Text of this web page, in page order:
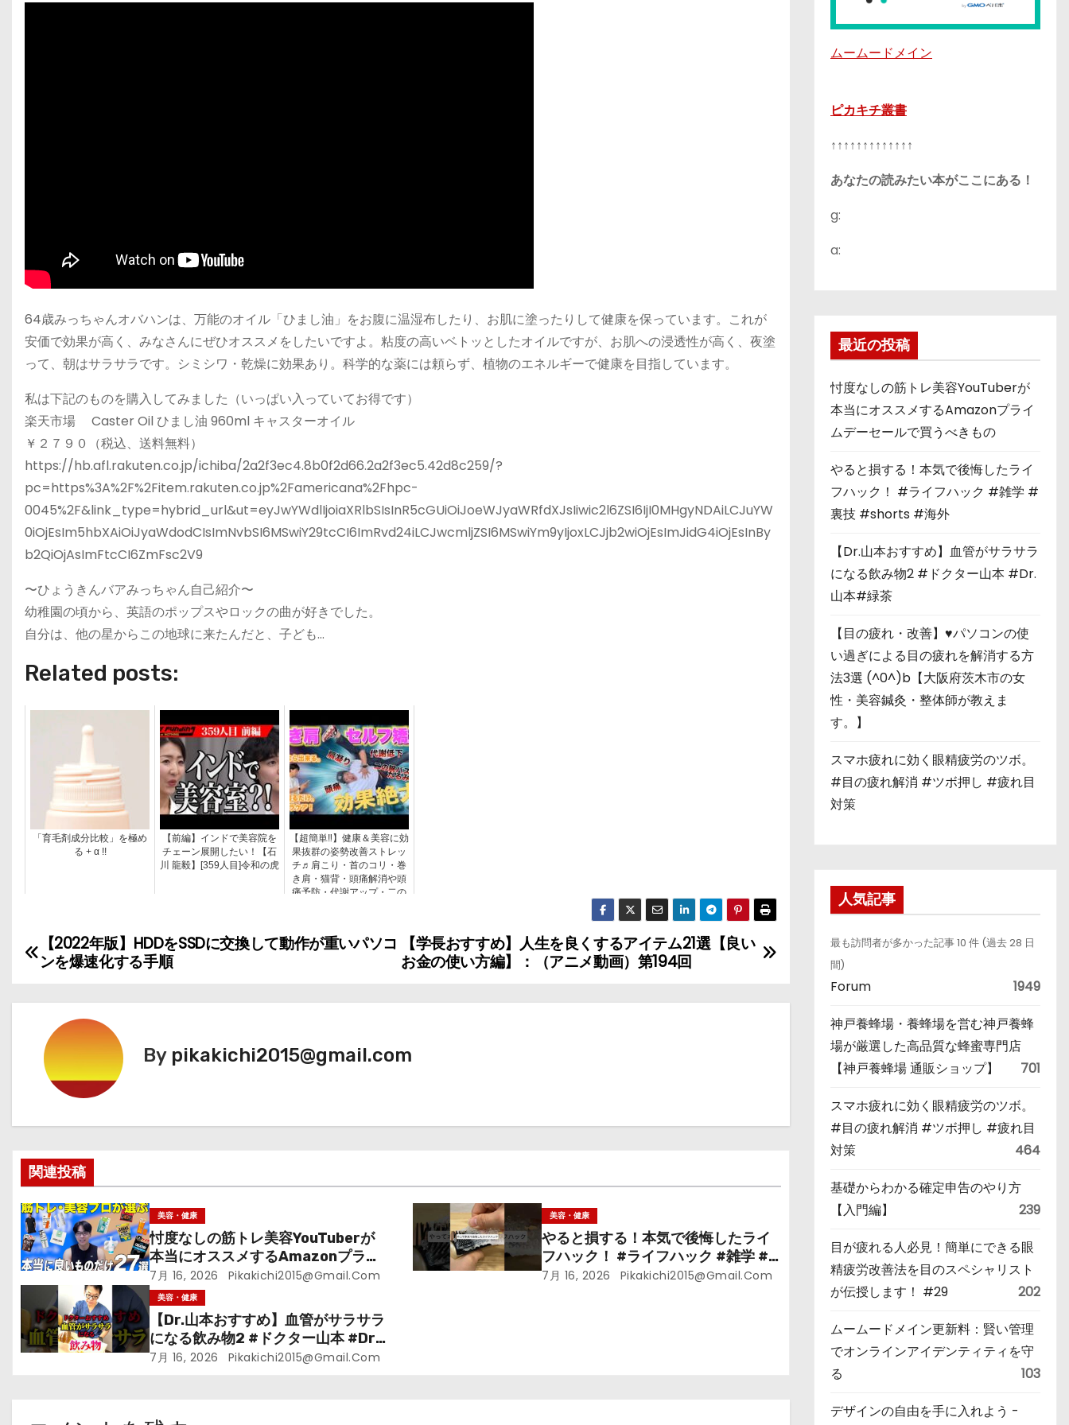
64歳みっちゃんオバハンは、万能のオイル「ひまし油」をお腹に温湿布したり、お肌に塗ったりして健康を保っています。これが
安価で効果が高く、みなさんにぜひオススメをしたいですよ。粘度の高いベトッとしたオイルですが、お肌への浸透性が高く、夜塗
って、朝はサラサラです。シミシワ・乾燥に効果あり。科学的な薬には頼らず、植物のエネルギーで健康を目指しています。
私は下記のものを購入してみました（いっぱい入っていてお得です）
楽天市場 Caster Oil ひまし油 960ml キャスターオイル
￥２７９０（税込、送料無料）
https://hb.afl.rakuten.co.jp/ichiba/2a2f3ec4.8b0f2d66.2a2f3ec5.42d8c259/?
pc=https%3A%2F%2Fitem.rakuten.co.jp%2Famericana%2Fhpc-
0045%2F&link_type=hybrid_url&ut=eyJwYWdlIjoiaXRlbSIsInR5cGUiOiJoeWJyaWRfdXJsIiwic2l6ZSI6IjI0MHgyNDAiLCJuYW
0iOjEsIm5hbXAiOiJyaWdodCIsImNvbSI6MSwiY29tcCI6ImRvd24iLCJwcmljZSI6MSwiYm9yIjoxLCJjb2wiOjEsImJidG4iOjEsInBy
b2QiOjAsImFtcCI6ZmFsc2V9
〜ひょうきんバアみっちゃん自己紹介〜
幼稚園の頃から、英語のポップスやロックの曲が好きでした。
自分は、他の星からこの地球に来たんだと、子ども…
Related posts:
「育毛剤成分比較」を極め
る + α !!
【前編】インドで美容院を
チェーン展開したい！【石
川 龍毅】[359人目]令和の虎
【超簡単‼】健康＆美容に効
果抜群の姿勢改善ストレッ
チ♬肩こり・首のコリ・巻
き肩・猫背・頭痛解消や頭
痛予防・代謝アップ・二の
投
ビ
ゲ
シ
ョ
ン
【学長おすすめ】人生を良くするアイテム21選【良い
お金の使い方編】：（アニメ動画）第194回
【2022年版】HDDをSSDに交換して動作が重いパソコ
ンを爆速化する手順
By pikakichi2015@gmail.com
関連投稿
美容・健康
忖度なしの筋トレ美容YouTuberが
本当にオススメするAmazonプライ
ムデーセールで買うべきもの
7月 16, 2026 Pikakichi2015@gmail.com
美容・健康
やると損する！本気で後悔したライ
フハック！ #ライフハック #雑学 #
裏技 #shorts #海外
7月 16, 2026 Pikakichi2015@gmail.com
美容・健康
【Dr.山本おすすめ】血管がサラサラ
になる飲み物2 #ドクター山本 #Dr.
山本#緑茶
7月 16, 2026 Pikakichi2015@gmail.com
ムームードメイン
ピカキチ叢書
↑↑↑↑↑↑↑↑↑↑↑↑↑
あなたの読みたい本がここにある！
g:
a:
最近の投稿
忖度なしの筋トレ美容YouTuberが
本当にオススメするAmazonプライ
ムデーセールで買うべきもの
やると損する！本気で後悔したライ
フハック！ #ライフハック #雑学 #
裏技 #shorts #海外
【Dr.山本おすすめ】血管がサラサラ
になる飲み物2 #ドクター山本 #Dr.
山本#緑茶
【目の疲れ・改善】♥パソコンの使
い過ぎによる目の疲れを解消する方
法3選 (^0^)b【大阪府茨木市の女
性・美容鍼灸・整体師が教えま
す。】
スマホ疲れに効く眼精疲労のツボ。
#目の疲れ解消 #ツボ押し #疲れ目
対策
人気記事
最も訪問者が多かった記事 10 件 (過去 28 日
間)
Forum 1949
神戸養蜂場・養蜂場を営む神戸養蜂
場が厳選した高品質な蜂蜜専門店
【神戸養蜂場 通販ショップ】
701
スマホ疲れに効く眼精疲労のツボ。
#目の疲れ解消 #ツボ押し #疲れ目
対策
464
基礎からわかる確定申告のやり方
【入門編】
239
目が疲れる人必見！簡単にできる眼
精疲労改善法を目のスペシャリスト
が伝授します！ #29
202
ムームードメイン更新料：賢い管理
でオンラインアイデンティティを守
る
103
デザインの自由を手に入れよう -